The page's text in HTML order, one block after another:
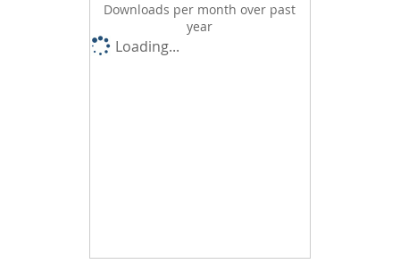
Downloads per month over past
year
Loading...